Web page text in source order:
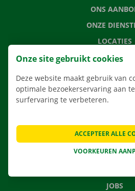
ONS
ONZE
LOCATIES
APP
VEELGESTELDE
NIEUWS
JOBS
Onze site gebruikt cookies
Deze website maakt gebruik van
optimale bezoekerservaring aan
surfervaring te verbeteren.
VOORKEUREN
ACCEPTEER ALLE